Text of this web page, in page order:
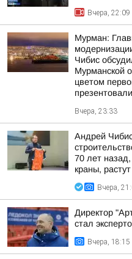
Вчера, 22:09
Мурман:
Чибис
Мурманской
цветом
Вчера, 23:33
Андрей
70 лет
краны,
Вчера,
Директор
стал
Вчера, 18:15